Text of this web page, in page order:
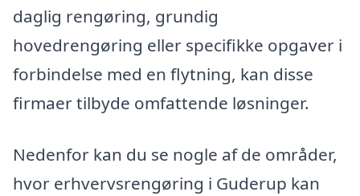
daglig rengøring, grundig
hovedrengøring eller specifikke opgaver i
forbindelse med en flytning, kan disse
firmaer tilbyde omfattende løsninger.
Nedenfor kan du se nogle af de områder,
hvor erhvervsrengøring i Guderup kan